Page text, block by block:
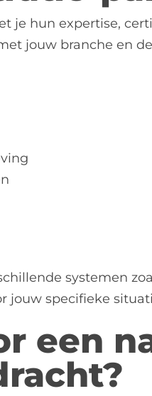
je hun expertise,
jouw branche en
systemen
jouw specifieke
een